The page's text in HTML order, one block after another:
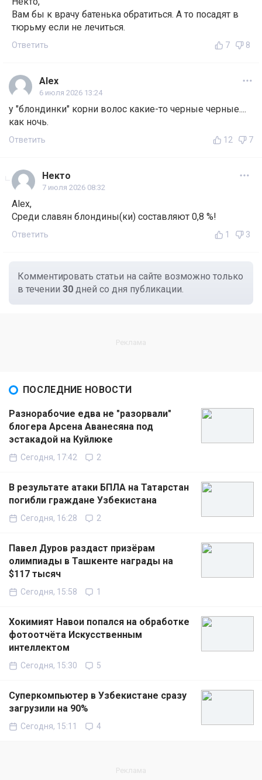
Вам бы к врачу батенька обратиться. А то посадят в
тюрьму если не лечиться.
Ответить 7 8
Alex
6 июля 2026 13:24
у "блондинки" корни волос какие-то черные черные....
как ночь.
Ответить 12 7
Некто
7 июля 2026 08:32
Alex,
Среди славян блондины(ки) составляют 0,8 %!
Ответить 1 3
Комментировать статьи на сайте возможно только
в течении 30 дней со дня публикации.
ПОСЛЕДНИЕ НОВОСТИ
Разнорабочие едва не "разорвали"
блогера Арсена Аванесяна под
эстакадой на Куйлюке
Сегодня, 17:42 2
В результате атаки БПЛА на Татарстан
погибли граждане Узбекистана
Сегодня, 16:28 2
Павел Дуров раздаст призёрам
олимпиады в Ташкенте награды на
$117 тысяч
Сегодня, 15:58 1
Хокимият Навои попался на обработке
фотоотчёта Искусственным
интеллектом
Сегодня, 15:30 5
Суперкомпьютер в Узбекистане сразу
загрузили на 90%
Сегодня, 15:11 4